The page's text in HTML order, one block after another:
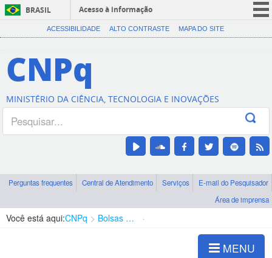
BRASIL
Acesso à informação
CORONAVÍRUS (COVID-19)
Canais
ACESSIBILIDADE ALTO CONTRASTE MAPA DO SITE
CNPq
MINISTÉRIO DA CIÊNCIA, TECNOLOGIA E INOVAÇÕES
Perguntas frequentes Central de Atendimento Serviços
E-mail do Pesquisador
Área de imprensa
Você está aqui:CNPq Bolsas e Auxílios Vigentes
MENU